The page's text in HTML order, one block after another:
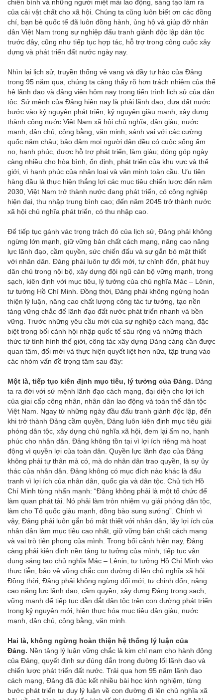
chiến bình và những người miệt mài lao động, sáng tạo làm ra
của cải vật chất cho xã hội. Chúng ta cũng luôn biết ơn các đồng
chí, bạn bè quốc tế đã luôn đồng hành, ủng hộ và giúp đỡ nhân
dân Việt Nam trong sự nghiệp đấu tranh giành độc lập dân tộc
trước đây, cũng như tiếp tục hợp tác, hỗ trợ trong công cuộc xây
dựng và phát triển đất nước ngày nay.
Nhìn lại lịch sử, truyền thống vẻ vang và đầy tự hào của Đảng
trong 95 năm qua, chúng ta càng thấy rõ hơn trách nhiệm của thế
hệ lãnh đạo và đảng viên hôm nay trong tiến trình lịch sử của dân
tộc. Sứ mệnh của Đảng hiện nay là phải lãnh đạo, đưa đất nước
bước vào kỷ nguyên phát triển, kỷ nguyên giàu mạnh, xây dựng
thành công nước Việt Nam xã hội chủ nghĩa, dân giàu, nước
mạnh, dân chủ, công bằng, văn minh, sánh vai với các cường
quốc năm châu; bảo đảm mọi người dân đều có cuộc sống ấm
no, hạnh phúc, được hỗ trợ phát triển, làm giàu; đóng góp ngày
càng nhiều cho hòa bình, ổn định, phát triển của khu vực và thế
giới, vì hạnh phúc của nhân loại và văn minh toàn cầu. Ưu tiên
hàng đầu là thực hiện thắng lợi các mục tiêu chiến lược đến năm
2030, Việt Nam trở thành nước đang phát triển, có công nghiệp
hiện đại, thu nhập trung bình cao; đến năm 2045 trở thành nước
xã hội chủ nghĩa phát triển, có thu nhập cao.
Để tiếp tục gánh vác trọng trách đó của lịch sử, Đảng phải không
ngừng lớn mạnh, giữ vững bản chất cách mạng, nâng cao năng
lực lãnh đạo, cầm quyền, sức chiến đấu và sự gắn bó mật thiết
với nhân dân. Đảng phải luôn tự đổi mới, tự chỉnh đốn, phát huy
dân chủ trong nội bộ, xây dựng đội ngũ cán bộ vững mạnh, trong
sạch, kiên định với mục tiêu, lý tưởng của chủ nghĩa Mác – Lênin,
tư tưởng Hồ Chí Minh. Đồng thời, Đảng phải không ngừng hoàn
thiện lý luận, nâng cao chất lượng công tác tư tưởng, tạo nền
tảng vững chắc để lãnh đạo đất nước phát triển nhanh và bền
vững. Trước những yêu cầu mới của sự nghiệp cách mạng, đặc
biệt trong bối cảnh hội nhập quốc tế sâu rộng và những thách
thức từ tình hình thế giới, công tác xây dựng Đảng càng cần được
quan tâm, đổi mới và thực hiện quyết liệt hơn nữa, tập trung vào
các nhóm vấn đề trọng tâm sau đây:
Một là, tiếp tục kiên định mục tiêu, lý tưởng của Đảng. Đảng
ta ra đời với sứ mệnh lãnh đạo cách mạng, đại diện cho lợi ích
của giai cấp công nhân, nhân dân lao động và toàn thể dân tộc
Việt Nam. Ngay từ những ngày đầu đấu tranh giành độc lập, đến
khi trở thành Đảng cầm quyền, Đảng luôn kiên định mục tiêu giải
phóng dân tộc, xây dựng chủ nghĩa xã hội, đem lại ấm no, hạnh
phúc cho nhân dân. Đảng không tồn tại vì lợi ích riêng mà hoạt
động vì quyền lợi của toàn dân. Quyền lực lãnh đạo của Đảng
không phải tự thân mà có, mà do nhân dân trao quyền, là sự ủy
thác của nhân dân. Đảng không có mục đích nào khác là đấu
tranh vì lợi ích của nhân dân, quốc gia và dân tộc. Chủ tịch Hồ
Chí Minh từng nhấn mạnh: “Đảng không phải là một tổ chức để
làm quan phát tài. Nó phải làm tròn nhiệm vụ giải phóng dân tộc,
làm cho Tổ quốc giàu mạnh, đồng bào sung sướng”. Chính vì
vậy, Đảng phải luôn gắn bó mật thiết với nhân dân, lấy lợi ích của
nhân dân làm mục tiêu cao nhất, giữ vững bản chất cách mạng
và vai trò tiên phong của mình. Trong bối cảnh hiện nay, Đảng
càng phải kiên định nền tảng tư tưởng của mình, tiếp tục vận
dụng sáng tạo chủ nghĩa Mác – Lênin, tư tưởng Hồ Chí Minh vào
thực tiễn, bảo vệ vững chắc con đường đi lên chủ nghĩa xã hội.
Đồng thời, Đảng phải không ngừng đổi mới, tự chỉnh đốn, nâng
cao năng lực lãnh đạo, cầm quyền, xây dựng Đảng trong sạch,
vững mạnh để tiếp tục dẫn dắt dân tộc trên con đường phát triển
trong kỷ nguyên mới, hiện thực hóa mục tiêu dân giàu, nước
mạnh, dân chủ, công bằng, văn minh.
Hai là, không ngừng hoàn thiện hệ thống lý luận của
Đảng. Nền tảng lý luận vững chắc là kim chỉ nam cho hành động
của Đảng, quyết định sự đúng đắn trong đường lối lãnh đạo và
chiến lược phát triển đất nước. Trải qua hơn 95 năm lãnh đạo
cách mạng, Đảng đã đúc kết nhiều bài học kinh nghiệm, từng
bước phát triển tư duy lý luận về con đường đi lên chủ nghĩa xã